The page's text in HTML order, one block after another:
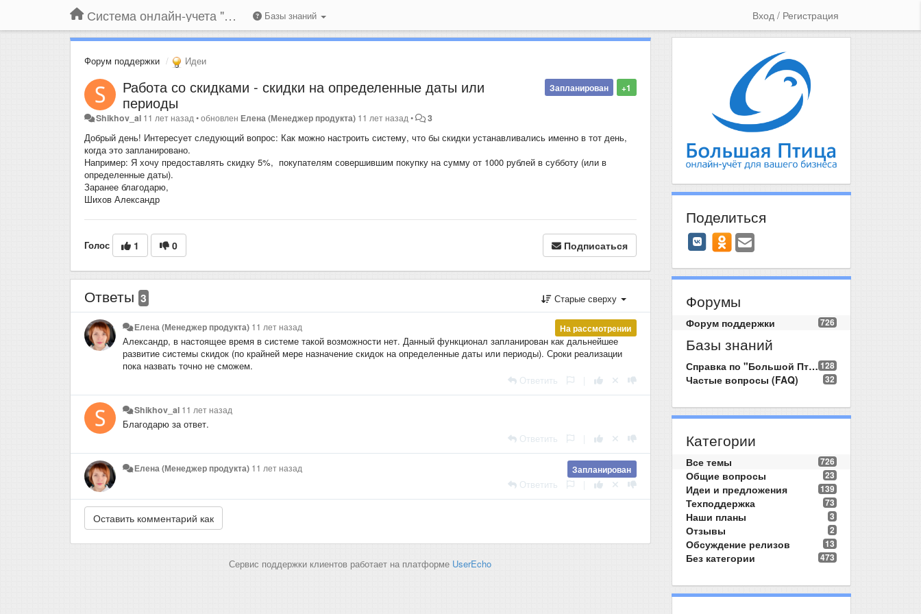
Система онлайн-учета "Большая Птица" Базы знаний Вход / Регистрация
Форум поддержки Идеи
+1
Запланирован
Работа со скидками - скидки на определенные даты или
периоды
Shikhov_al 11 лет назад •обновленЕлена (Менеджер продукта) 11 лет назад • 3
Добрый день! Интересует следующий вопрос: Как можно настроить систему, что бы скидки устанавливались именно в тот день,
когда это запланировано.
Например: Я хочу предоставлять скидку 5%, покупателям совершившим покупку на сумму от 1000 рублей в субботу (или в
определенные даты).
Заранее благодарю,
Шихов Александр
Голос 1 0 Подписаться
Ответы 3 Старые сверху
На рассмотрении
Елена (Менеджер продукта) 11 лет назад
Александр, в настоящее время в системе такой возможности нет. Данный функционал запланирован как дальнейшее
развитие системы скидок (по крайней мере назначение скидок на определенные даты или периоды). Сроки реализации
пока назвать точно не сможем.
Ответить
Shikhov_al 11 лет назад
Благодарю за ответ.
Ответить
Запланирован
Елена (Менеджер продукта) 11 лет назад
Ответить
Сервис поддержки клиентов работает на платформе UserEcho
Поделиться
Форумы
726
Форум поддержки
Базы знаний
128
Справка по "Большой Птице"
32
Частые вопросы (FAQ)
Категории
726
Все темы
23
Общие вопросы
139
Идеи и предложения
73
Техподдержка
3
Наши планы
2
Отзывы
13
Обсуждение релизов
473
Без категории